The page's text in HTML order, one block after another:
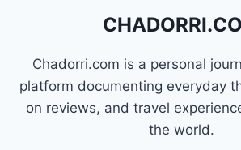
프
소
마
트
Chadorri.com is a personal
platform documenting everyday
on reviews, and travel
the world.